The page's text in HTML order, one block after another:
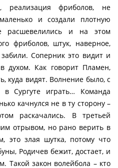
реализация фриболов, не
и создали плотную
и на этом
фриболов, штук, наверное,
Соперник это видит и
духом. Как говорит Пламен,
куда видят. Волнение было, с
в Сургуте играть… Команда
качнулся не в ту сторону –
раскачались. В третьей
отрывом, но рано верить в
это злая шутка, потому что
Родичев бежит, достает, и
Такой закон волейбола – кто